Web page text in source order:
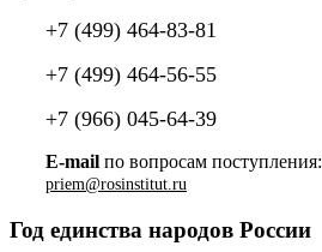
+7 (499) 464-83-81
+7 (499) 464-56-55
+7 (966) 045-64-39
E-mail по вопросам поступления:
Год единства народов России